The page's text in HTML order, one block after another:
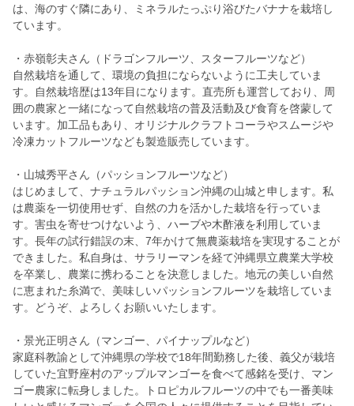
は、海のすぐ隣にあり、ミネラルたっぷり浴びたバナナを栽培し
ています。
・赤嶺彰夫さん（ドラゴンフルーツ、スターフルーツなど）
自然栽培を通して、環境の負担にならないように工夫していま
す。自然栽培歴は13年目になります。直売所も運営しており、周
囲の農家と一緒になって自然栽培の普及活動及び食育を啓蒙して
います。加工品もあり、オリジナルクラフトコーラやスムージや
冷凍カットフルーツなども製造販売しています。
・山城秀平さん（パッションフルーツなど）
はじめまして、ナチュラルパッション沖縄の山城と申します。私
は農薬を一切使用せず、自然の力を活かした栽培を行っていま
す。害虫を寄せつけないよう、ハーブや木酢液を利用していま
す。長年の試行錯誤の末、7年かけて無農薬栽培を実現することが
できました。私自身は、サラリーマンを経て沖縄県立農業大学校
を卒業し、農業に携わることを決意しました。地元の美しい自然
に恵まれた糸満で、美味しいパッションフルーツを栽培していま
す。どうぞ、よろしくお願いいたします。
・景光正明さん（マンゴー、パイナップルなど）
家庭科教諭として沖縄県の学校で18年間勤務した後、義父が栽培
していた宜野座村のアップルマンゴーを食べて感銘を受け、マン
ゴー農家に転身しました。トロピカルフルーツの中でも一番美味